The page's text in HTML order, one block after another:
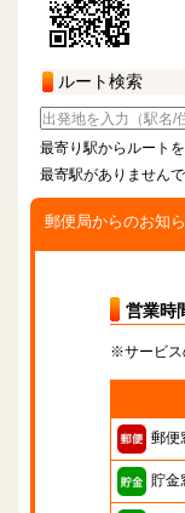
ルート検索
最寄り駅からルート
最寄駅がありません
郵便局からのお知
営業時
※サービス
郵便
貯金